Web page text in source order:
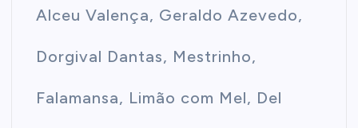
Alceu Valença, Geraldo Azevedo,
Dorgival Dantas, Mestrinho,
Falamansa, Limão com Mel, Del